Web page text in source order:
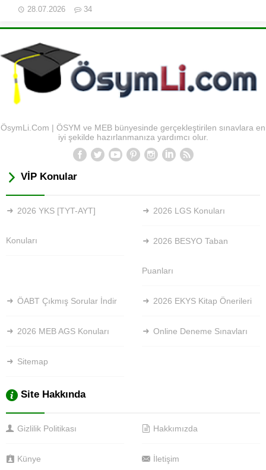
28.07.2026 34
ÖsymLi.Com | ÖSYM ve MEB bünyesinde gerçekleştirilen sınavlara en
iyi şekilde hazırlanmanıza yardımcı olur.
VİP Konular
2026 YKS [TYT-AYT]
Konuları
2026 LGS Konuları
2026 BESYO Taban
Puanları
ÖABT Çıkmış Sorular İndir 2026 EKYS Kitap Önerileri
2026 MEB AGS Konuları Online Deneme Sınavları
Sitemap
Site Hakkında
Gizlilik Politikası Hakkımızda
Künye İletişim